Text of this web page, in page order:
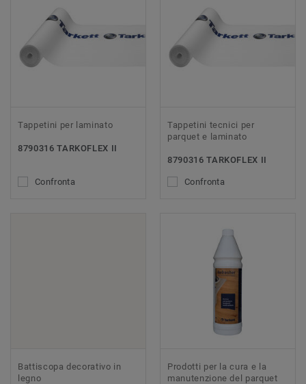
Tappetini per laminato
8790316 TARKOFLEX II
Confronta
Tappetini tecnici per
parquet e laminato
8790316 TARKOFLEX II
Confronta
Battiscopa decorativo in
legno
Prodotti per la cura e la
manutenzione del parquet